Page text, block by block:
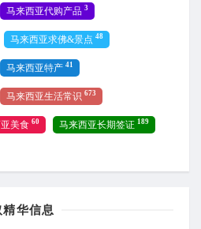
马来西亚代购产品 3
马来西亚求佛&景点 48
马来西亚特产 41
马来西亚生活常识 673
美食 60 马来西亚长期签证 189
华信息